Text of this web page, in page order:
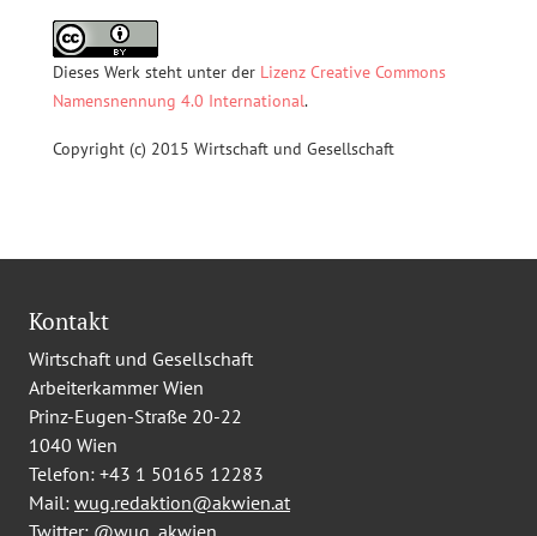
Dieses Werk steht unter der Lizenz Creative Commons
Namensnennung 4.0 International.
Copyright (c) 2015 Wirtschaft und Gesellschaft
Kontakt
Wirtschaft und Gesellschaft
Arbeiterkammer Wien
Prinz-Eugen-Straße 20-22
1040 Wien
Telefon: +43 1 50165 12283
Mail: wug.redaktion@akwien.at